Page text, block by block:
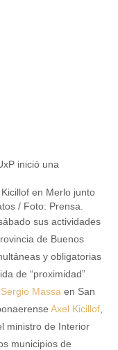
en Merlo junto
/ Foto: Prensa.
sus actividades
de Buenos
y obligatorias
de “proximidad”
Sergio Massa en San
Axel Kicillof
ministro de Interior
municipios de